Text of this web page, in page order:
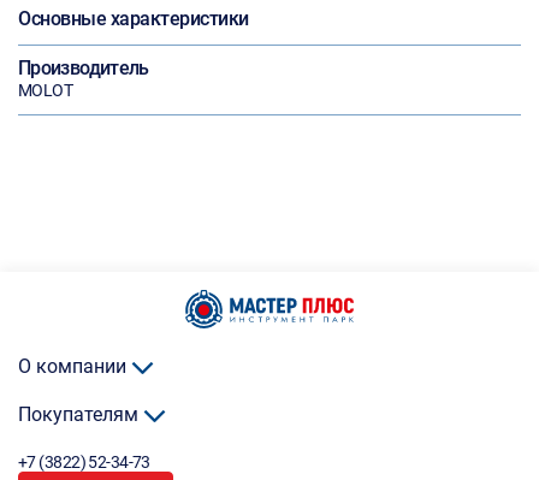
Основные характеристики
Производитель
MOLOT
О компании
Покупателям
+7 (3822) 52-34-73